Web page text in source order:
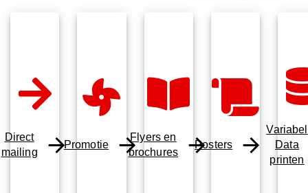
Direct
mailing
Promotie
Flyers en
brochures
Posters
Variabel
Data
printen